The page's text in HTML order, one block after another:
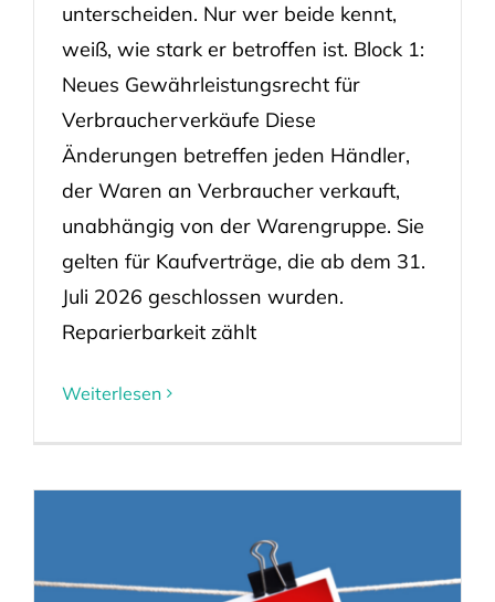
unterscheiden. Nur wer beide kennt,
weiß, wie stark er betroffen ist. Block 1:
Neues Gewährleistungsrecht für
Verbraucherverkäufe Diese
Änderungen betreffen jeden Händler,
der Waren an Verbraucher verkauft,
unabhängig von der Warengruppe. Sie
gelten für Kaufverträge, die ab dem 31.
Juli 2026 geschlossen wurden.
Reparierbarkeit zählt
Weiterlesen